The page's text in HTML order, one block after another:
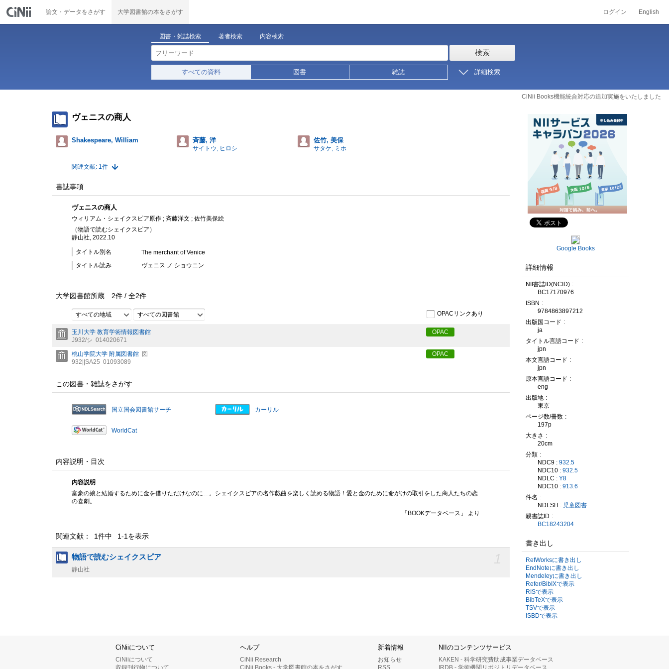
論文・データをさがす 大学図書館の本をさがす ログイン English
図書・雑誌検索 著者検索 内容検索
検索
すべての資料 図書 雑誌 詳細検索
CiNii Books機能統合対応の追加実施をいたしました
ヴェニスの商人
Shakespeare, William 斉藤, 洋
サイトウ, ヒロシ
佐竹, 美保
サタケ, ミホ
関連文献: 1件
書誌事項
ヴェニスの商人
ウィリアム・シェイクスピア原作 ; 斉藤洋文 ; 佐竹美保絵
（物語で読むシェイクスピア）
静山社, 2022.10
タイトル別名
The merchant of Venice
タイトル読み
ヴェニス ノ ショウニン
大学図書館所蔵 2件 / 全2件
すべての地域 すべての図書館 OPACリンクあり
玉川大学 教育学術情報図書館
J932/シ 014020671
OPAC
桃山学院大学 附属図書館 図
932||SA25 01093089
OPAC
この図書・雑誌をさがす
国立国会図書館サーチ カーリル
WorldCat
内容説明・目次
内容説明
富豪の娘と結婚するために金を借りただけなのに…。シェイクスピアの名作戯曲を楽しく読める物語！愛と金のために命がけの取引をした商人たちの恋
の喜劇。
「BOOKデータベース」 より
関連文献： 1件中 1-1を表示
物語で読むシェイクスピア
静山社
Google Books
詳細情報
NII書誌ID(NCID)
BC17170976
ISBN
9784863897212
出版国コード
ja
タイトル言語コード
jpn
本文言語コード
jpn
原本言語コード
eng
出版地
東京
ページ数/冊数
197p
大きさ
20cm
分類
NDC9 : 932.5
NDC10 : 932.5
NDLC : Y8
NDC10 : 913.6
件名
NDLSH : 児童図書
親書誌ID
BC18243204
書き出し
RefWorksに書き出し
EndNoteに書き出し
Mendeleyに書き出し
Refer/BibIXで表示
RISで表示
BibTeXで表示
TSVで表示
ISBDで表示
CiNiiについて
CiNiiについて
収録刊行物について
ヘルプ
CiNii Research
CiNii Books - 大学図書館の本をさがす
新着情報
お知らせ
RSS
NIIのコンテンツサービス
KAKEN - 科学研究費助成事業データベース
IRDB - 学術機関リポジトリデータベース